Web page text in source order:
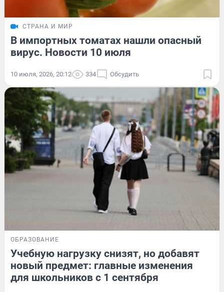
СТРАНА И МИР
В импортных томатах нашли опасный
вирус. Новости 10 июля
10 июля, 2026, 20:12 334 Обсудить
ОБРАЗОВАНИЕ
Учебную нагрузку снизят, но добавят
новый предмет: главные изменения
для школьников с 1 сентября